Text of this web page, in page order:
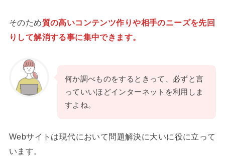
そのため質の高いコンテンツ作りや相手のニーズを先回
りして解消する事に集中できます。
何か調べものをするときって、必ずと言
っていいほどインターネットを利用しま
すよね。
Webサイトは現代において問題解決に大いに役に立って
います。